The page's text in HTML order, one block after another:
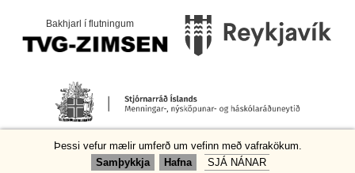
Bakhjarl í flutningum
Þessi vefur mælir umferð um vefinn með vafrakökum.
Samþykkja
Hafna SJÁ NÁNAR